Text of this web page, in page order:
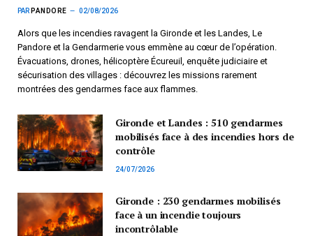
PAR PANDORE 02/08/2026
Alors que les incendies ravagent la Gironde et les Landes, Le
Pandore et la Gendarmerie vous emmène au cœur de l’opération.
Évacuations, drones, hélicoptère Écureuil, enquête judiciaire et
sécurisation des villages : découvrez les missions rarement
montrées des gendarmes face aux flammes.
Gironde et Landes : 510 gendarmes
mobilisés face à des incendies hors de
contrôle
24/07/2026
Gironde : 230 gendarmes mobilisés
face à un incendie toujours
incontrôlable